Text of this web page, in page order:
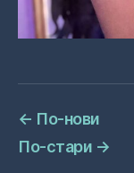
← По-нови
По-стари →